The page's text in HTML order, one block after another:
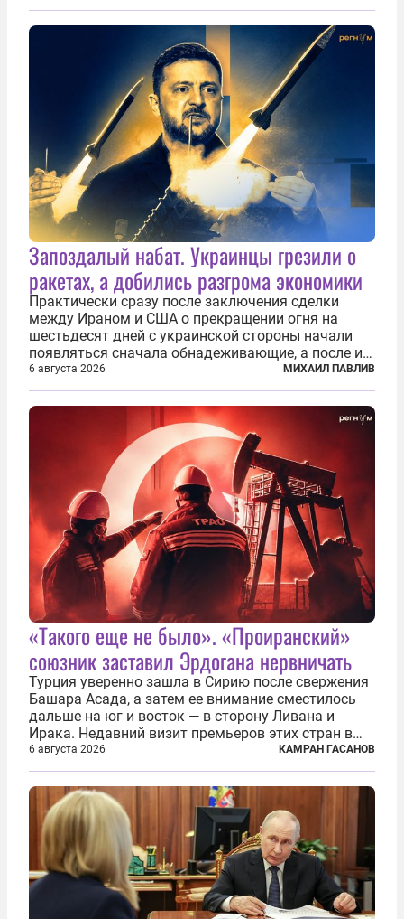
Запоздалый набат. Украинцы грезили о
ракетах, а добились разгрома экономики
Практически сразу после заключения сделки
между Ираном и США о прекращении огня на
шестьдесят дней с украинской стороны начали
появляться сначала обнадеживающие, а после и
вовсе бравурные заявления про некий «перелом»
в войне. Вероятно, в сознании первых лиц
киевского режима и стоящих за ними...
6 августа 2026 МИХАИЛ ПАВЛИВ
«Такого еще не было». «Проиранский»
союзник заставил Эрдогана нервничать
Турция уверенно зашла в Сирию после свержения
Башара Асада, а затем ее внимание сместилось
дальше на юг и восток — в сторону Ливана и
Ирака. Недавний визит премьеров этих стран в
Анкару, договоры об участии турецкой компании
TPAO в разработке нефти иракского Киркука и
«Дороги развития» подтверждают...
6 августа 2026 КАМРАН ГАСАНОВ